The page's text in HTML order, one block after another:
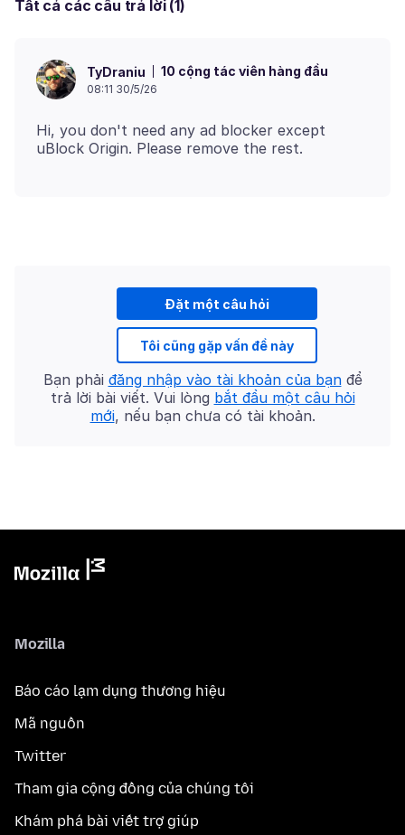
Tất cả các câu trả lời (1)
TyDraniu 10 cộng tác viên hàng đầu
08:11 30/5/26
Hi, you don't need any ad blocker except
Đặt một câu hỏi
Tôi cũng gặp vấn đề này
Bạn phải đăng nhập vào tài khoản của bạnđể
trả lời bài viết. Vui lòng bắt đầu một câu hỏi
mới, nếu bạn chưa có tài khoản.
Mozilla
Báo cáo lạm dụng thương hiệu
Mã nguồn
Twitter
Tham gia cộng đồng của chúng tôi
Khám phá bài viết trợ giúp